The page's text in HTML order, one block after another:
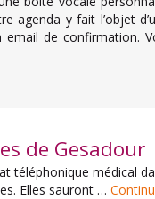
agenda y fait l’objet
de confirmation.
de Gesadour
téléphonique médical
Elles sauront …